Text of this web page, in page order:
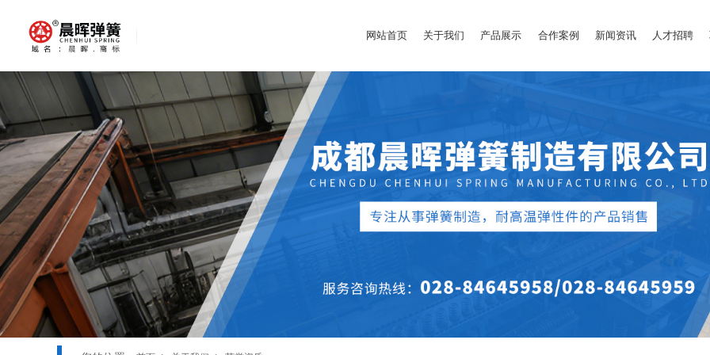
网站首页 关于我们 产品展示 合作案例 新闻资讯 人才招聘